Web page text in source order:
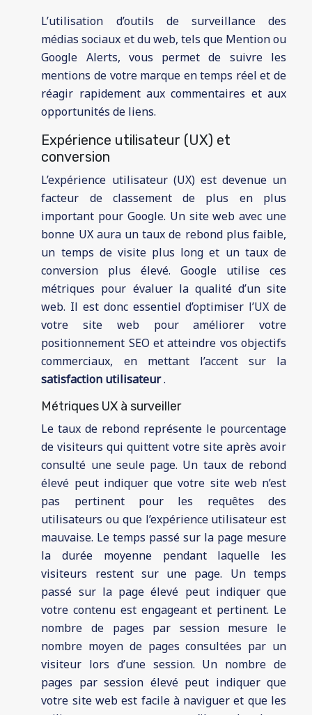
L’utilisation d’outils de surveillance des
médias sociaux et du web, tels que Mention ou
Google Alerts, vous permet de suivre les
mentions de votre marque en temps réel et de
réagir rapidement aux commentaires et aux
opportunités de liens.
Expérience utilisateur (UX) et
conversion
L’expérience utilisateur (UX) est devenue un
facteur de classement de plus en plus
important pour Google. Un site web avec une
bonne UX aura un taux de rebond plus faible,
un temps de visite plus long et un taux de
conversion plus élevé. Google utilise ces
métriques pour évaluer la qualité d’un site
web. Il est donc essentiel d’optimiser l’UX de
votre site web pour améliorer votre
positionnement SEO et atteindre vos objectifs
commerciaux, en mettant l’accent sur la
satisfaction utilisateur.
Métriques UX à surveiller
Le taux de rebond représente le pourcentage
de visiteurs qui quittent votre site après avoir
consulté une seule page. Un taux de rebond
élevé peut indiquer que votre site web n’est
pas pertinent pour les requêtes des
utilisateurs ou que l’expérience utilisateur est
mauvaise. Le temps passé sur la page mesure
la durée moyenne pendant laquelle les
visiteurs restent sur une page. Un temps
passé sur la page élevé peut indiquer que
votre contenu est engageant et pertinent. Le
nombre de pages par session mesure le
nombre moyen de pages consultées par un
visiteur lors d’une session. Un nombre de
pages par session élevé peut indiquer que
votre site web est facile à naviguer et que les